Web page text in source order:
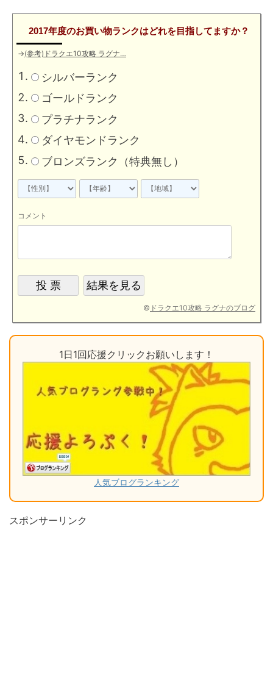
2017年度のお買い物ランクはどれを目指してますか？
→(参考)ドラクエ10攻略 ラグナ…
シルバーランク
ゴールドランク
プラチナランク
ダイヤモンドランク
ブロンズランク（特典無し）
コメント
© ドラクエ10攻略 ラグナのブログ
1日1回応援クリックお願いします！
人気ブログランキング
スポンサーリンク